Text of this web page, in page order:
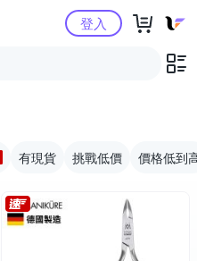
Yahoo購物中心登入
有現貨 挑戰低價 價格低到